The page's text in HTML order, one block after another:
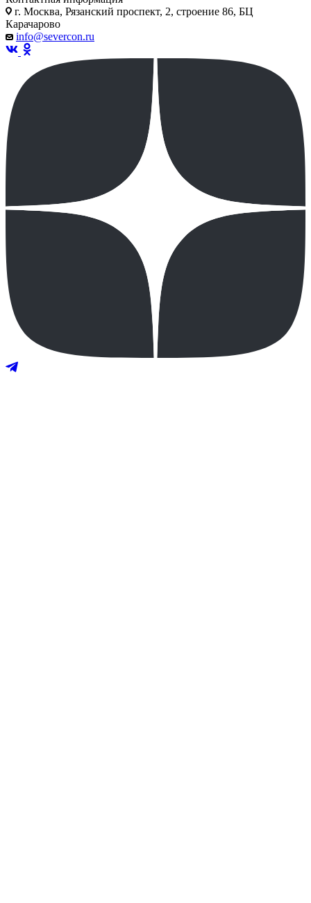
г. Москва, Рязанский проспект, 2, строение 86, БЦ
Карачарово
info@severcon.ru